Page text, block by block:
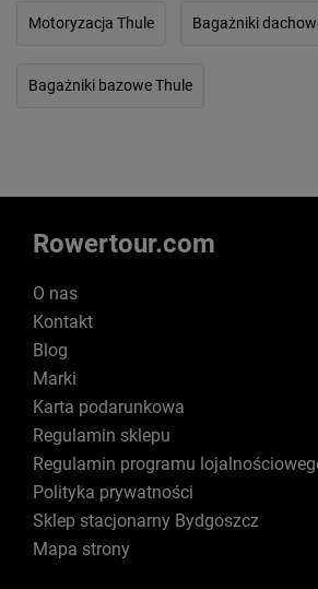
Motoryzacja Thule Bagażniki
Bagażniki bazowe Thule
Rowertour.com
O nas
Kontakt
Blog
Marki
Karta podarunkowa
Regulamin sklepu
Regulamin programu
Polityka prywatności
Sklep stacjonarny Bydgoszcz
Mapa strony